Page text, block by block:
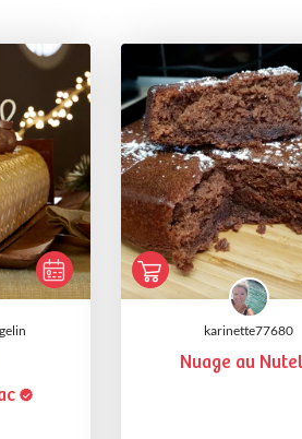
karinette77680
Nuage au